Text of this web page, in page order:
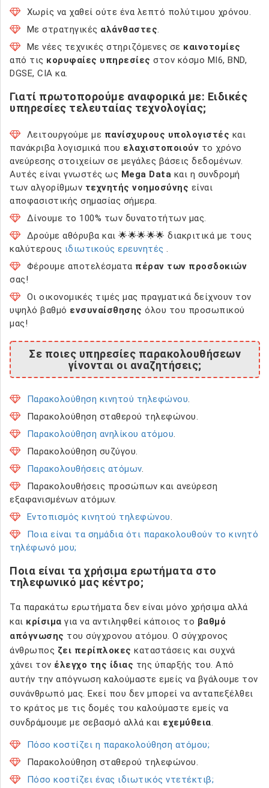
Χωρίς να χαθεί ούτε ένα λεπτό πολύτιμου χρόνου.
Με στρατηγικές αλάνθαστες.
Με νέες τεχνικές στηριζόμενες σε καινοτομίες
από τις κορυφαίες υπηρεσίες στον κόσμο MI6, BND,
DGSE, CIA κα.
Γιατί πρωτοπορούμε αναφορικά με: Ειδικές
υπηρεσίες τελευταίας τεχνολογίας;
Λειτουργούμε με πανίσχυρους υπολογιστές και
πανάκριβα λογισμικά που ελαχιστοποιούν το χρόνο
ανεύρεσης στοιχείων σε μεγάλες βάσεις δεδομένων.
Αυτές είναι γνωστές ως Mega Data και η συνδρομή
των αλγορίθμων τεχνητής νοημοσύνης είναι
αποφασιστικής σημασίας σήμερα.
Δίνουμε το 100% των δυνατοτήτων μας.
Δρούμε αθόρυβα και 🌟🌟🌟🌟🌟 διακριτικά με τους
καλύτερους ιδιωτικούς ερευνητές .
Φέρουμε αποτελέσματα πέραν των προσδοκιών
σας!
Οι οικονομικές τιμές μας πραγματικά δείχνουν τον
υψηλό βαθμό ενσυναίσθησης όλου του προσωπικού
μας!
Σε ποιες υπηρεσίες παρακολουθήσεων
γίνονται οι αναζητήσεις;
Παρακολούθηση κινητού τηλεφώνου.
Παρακολούθηση σταθερού τηλεφώνου.
Παρακολούθηση ανηλίκου ατόμου.
Παρακολούθηση συζύγου.
Παρακολουθήσεις ατόμων.
Παρακολουθήσεις προσώπων και ανεύρεση
εξαφανισμένων ατόμων.
Εντοπισμός κινητού τηλεφώνου.
Ποια είναι τα σημάδια ότι παρακολουθούν το κινητό
τηλέφωνό μου;
Ποια είναι τα χρήσιμα ερωτήματα στο
τηλεφωνικό μας κέντρο;
Τα παρακάτω ερωτήματα δεν είναι μόνο χρήσιμα αλλά
και κρίσιμα για να αντιληφθεί κάποιος το βαθμό
απόγνωσης του σύγχρονου ατόμου. Ο σύγχρονος
άνθρωπος ζει περίπλοκες καταστάσεις και συχνά
χάνει τον έλεγχο της ίδιας της ύπαρξής του. Από
αυτήν την απόγνωση καλούμαστε εμείς να βγάλουμε τον
συνάνθρωπό μας. Εκεί που δεν μπορεί να ανταπεξέλθει
το κράτος με τις δομές του καλούμαστε εμείς να
συνδράμουμε με σεβασμό αλλά και εχεμύθεια.
Πόσο κοστίζει η παρακολούθηση ατόμου;
Παρακολούθηση σταθερού τηλεφώνου.
Πόσο κοστίζει ένας ιδιωτικός ντετέκτιβ;